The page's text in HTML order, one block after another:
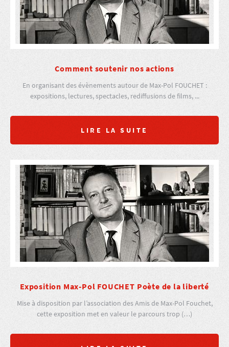
Comment soutenir nos actions
En organisant des évènements autour de Max-Pol FOUCHET :
expositions, lectures, spectacles, rediffusions de films, ...
LIRE LA SUITE
Exposition Max-Pol FOUCHET Poète de la liberté
Mise à disposition par l’association des Amis de Max-Pol Fouchet,
cette exposition met en valeur le parcours trop (…)